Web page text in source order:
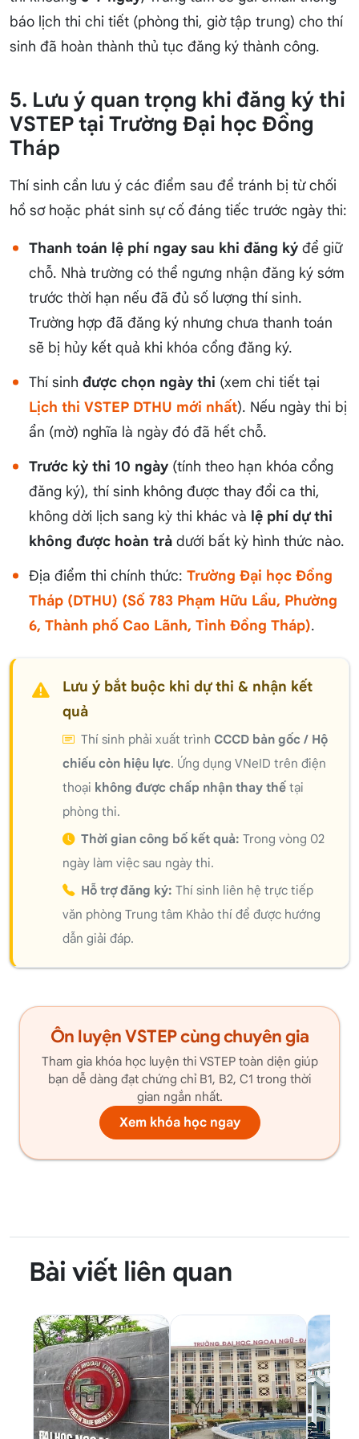
báo lịch thi chi tiết (phòng thi, giờ tập trung) cho thí
sinh đã hoàn thành thủ tục đăng ký thành công.
5. Lưu ý quan trọng khi đăng ký thi
VSTEP tại Trường Đại học Đồng
Tháp
Thí sinh cần lưu ý các điểm sau để tránh bị từ chối
hồ sơ hoặc phát sinh sự cố đáng tiếc trước ngày thi:
Thanh toán lệ phí ngay sau khi đăng ký để giữ
chỗ. Nhà trường có thể ngưng nhận đăng ký sớm
trước thời hạn nếu đã đủ số lượng thí sinh.
Trường hợp đã đăng ký nhưng chưa thanh toán
sẽ bị hủy kết quả khi khóa cổng đăng ký.
Thí sinh được chọn ngày thi (xem chi tiết tại
Lịch thi VSTEP DTHU mới nhất). Nếu ngày thi bị
ẩn (mờ) nghĩa là ngày đó đã hết chỗ.
Trước kỳ thi 10 ngày (tính theo hạn khóa cổng
đăng ký), thí sinh không được thay đổi ca thi,
không dời lịch sang kỳ thi khác và lệ phí dự thi
không được hoàn trả dưới bất kỳ hình thức nào.
Địa điểm thi chính thức: Trường Đại học Đồng
Tháp (DTHU) (Số 783 Phạm Hữu Lầu, Phường
6, Thành phố Cao Lãnh, Tỉnh Đồng Tháp).
Lưu ý bắt buộc khi dự thi & nhận kết
quả
Thí sinh phải xuất trình CCCD bản gốc / Hộ
chiếu còn hiệu lực. Ứng dụng VNeID trên điện
thoại không được chấp nhận thay thế tại
phòng thi.
Thời gian công bố kết quả: Trong vòng 02
ngày làm việc sau ngày thi.
Hỗ trợ đăng ký: Thí sinh liên hệ trực tiếp
văn phòng Trung tâm Khảo thí để được hướng
dẫn giải đáp.
Ôn luyện VSTEP cùng chuyên gia
Tham gia khóa học luyện thi VSTEP toàn diện giúp
bạn dễ dàng đạt chứng chỉ B1, B2, C1 trong thời
gian ngắn nhất.
Xem khóa học ngay
Bài viết liên quan